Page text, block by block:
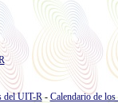
del UIT-R- Calendario de los